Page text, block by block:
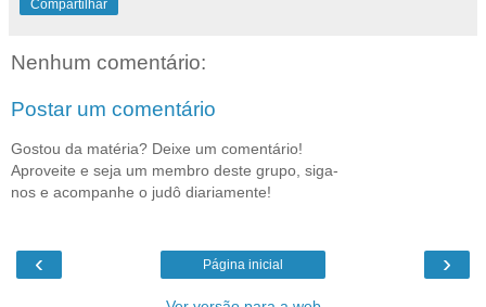
Compartilhar
Nenhum comentário:
Postar um comentário
Gostou da matéria? Deixe um comentário!
Aproveite e seja um membro deste grupo, siga-
nos e acompanhe o judô diariamente!
‹ ›
Página inicial